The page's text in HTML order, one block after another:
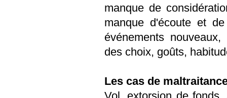
manque de
manque d'écoute et
événements
des choix, goûts,
Les cas de